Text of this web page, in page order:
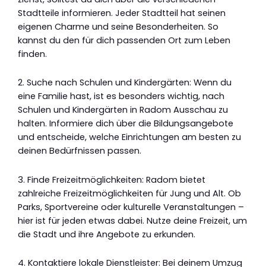
Stadtteile informieren. Jeder Stadtteil hat seinen
eigenen Charme und seine Besonderheiten. So
kannst du den für dich passenden Ort zum Leben
finden.
2. Suche nach Schulen und Kindergärten: Wenn du
eine Familie hast, ist es besonders wichtig, nach
Schulen und Kindergärten in Radom Ausschau zu
halten. Informiere dich über die Bildungsangebote
und entscheide, welche Einrichtungen am besten zu
deinen Bedürfnissen passen.
3. Finde Freizeitmöglichkeiten: Radom bietet
zahlreiche Freizeitmöglichkeiten für Jung und Alt. Ob
Parks, Sportvereine oder kulturelle Veranstaltungen –
hier ist für jeden etwas dabei. Nutze deine Freizeit, um
die Stadt und ihre Angebote zu erkunden.
4. Kontaktiere lokale Dienstleister: Bei deinem Umzug